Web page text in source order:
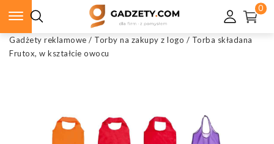
0
Gadżety reklamowe / Torby na zakupy z logo / Torba składana
Frutox, w kształcie owocu